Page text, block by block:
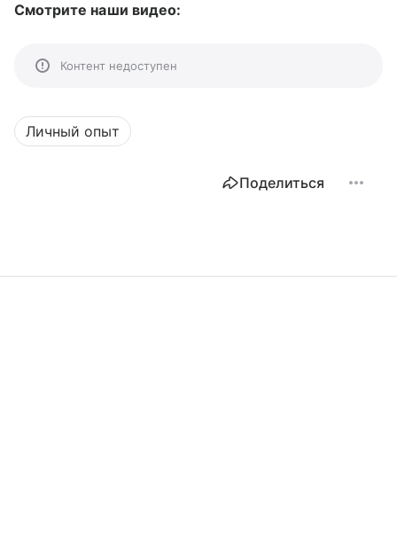
Смотрите наши видео:
Контент недоступен
Личный опыт
Поделиться